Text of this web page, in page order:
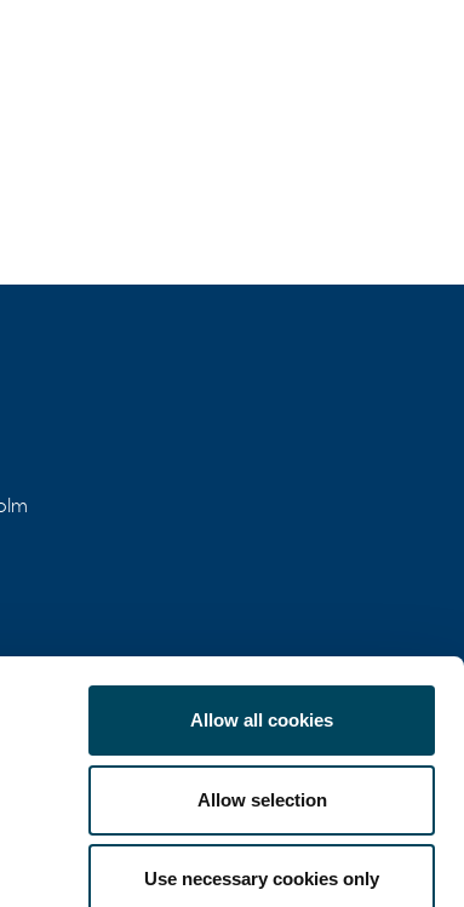
Allow all cookies
Allow selection
Use necessary cookies only
SEKRETESSPOLICY
LinkedIn